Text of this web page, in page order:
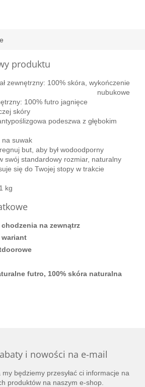
produktu
zewnętrzny: 100% skóra, wykończenie
nubukowe
100% futro jagnięce
skóry
podeszwa z głębokim
na suwak
but, aby był wodoodporny
swój standardowy rozmiar, naturalny
się do Twojej stopy w trakcie
kg
na zewnątrz
wariant
futro, 100% skóra naturalna
i nowości na e-mail
będziemy przesyłać ci informacje na
produktów na naszym e-shop.